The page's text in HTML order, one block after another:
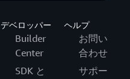
デベロッパー
Builder
Center
SDK と
ヘルプ
お問い
合わせ
サポー